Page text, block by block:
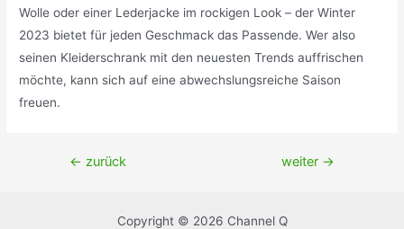
Wolle oder einer Lederjacke im rockigen Look – der Winter
2023 bietet für jeden Geschmack das Passende. Wer also
seinen Kleiderschrank mit den neuesten Trends auffrischen
möchte, kann sich auf eine abwechslungsreiche Saison
freuen.
Beitragsnavigation
← zurück weiter →
Copyright © 2026 Channel Q